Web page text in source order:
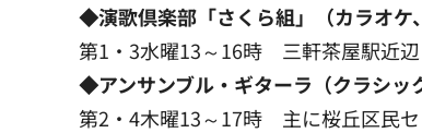
◆演歌倶楽部「さくら組」（カラオケ
第1・3水曜13～16時 三軒茶屋駅近
◆アンサンブル・ギターラ（クラシッ
第2・4木曜13～17時 主に桜丘区民